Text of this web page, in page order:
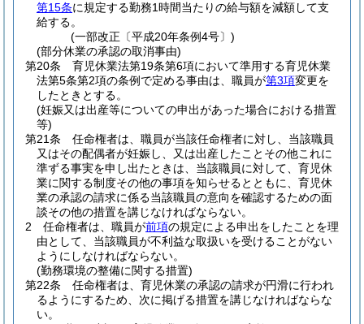
第15条に規定する勤務1時間当たりの給与額を減額して支
給する。
(一部改正〔平成20年条例4号〕)
(部分休業の承認の取消事由)
第20条
育児休業法第19条第6項において準用する育児休業
法第5条第2項の条例で定める事由は、職員が第3項変更を
したときとする。
(妊娠又は出産等についての申出があった場合における措置
等)
第21条
任命権者は、職員が当該任命権者に対し、当該職員
又はその配偶者が妊娠し、又は出産したことその他これに
準ずる事実を申し出たときは、当該職員に対して、育児休
業に関する制度その他の事項を知らせるとともに、育児休
業の承認の請求に係る当該職員の意向を確認するための面
談その他の措置を講じなければならない。
2
任命権者は、職員が前項の規定による申出をしたことを理
由として、当該職員が不利益な取扱いを受けることがない
ようにしなければならない。
(勤務環境の整備に関する措置)
第22条
任命権者は、育児休業の承認の請求が円滑に行われ
るようにするため、次に掲げる措置を講じなければならな
い。